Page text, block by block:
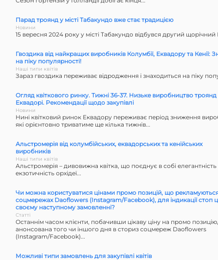
Парад троянд у місті Табакундо вже стає традицією
Новини
15 вересня 2024 року у місті Табакундо відбувся другий
Гвоздика від найкращих виробників Колумбії, Еквадору та Кенії:
на піку популярності!
Наші типи квітів
Зараз гвоздика переживає відродження і знаходиться на піку
Огляд квіткового ринку. Тижні 36-37. Низьке виробництво троянд
Еквадорі. Рекомендації щодо закупівлі
Новини
Нині квітковий ринок Еквадору переживає період зниження
які орієнтовно триватиме ще кілька тижнів...
Альстромерія від колумбійських, еквадорських та кенійських
виробників
Наші типи квітів
Альстромерія – дивовижна квітка, що поєднує в собі елегантність
екзотичність орхідеї...
Чи можна користуватися цінами промо позицій, що
соцмережах Daoflowers (Instagram/Facebook), для індикації стоп
своєму наступному замовленні?
Статті
Останнім часом клієнти, побачивши цікаву ціну на промо
анонсована того чи іншого дня в сториз соцмереж Daoflowers
(Instagram/Facebook)...
Можливі типи замовлень для закупівлі квітів